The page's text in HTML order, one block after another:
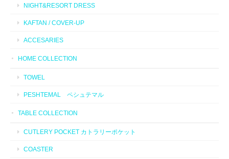
NIGHT&RESORT DRESS
KAFTAN / COVER-UP
ACCESARIES
HOME COLLECTION
TOWEL
PESHTEMAL ペシュテマル
TABLE COLLECTION
CUTLERY POCKET カトラリーポケット
COASTER